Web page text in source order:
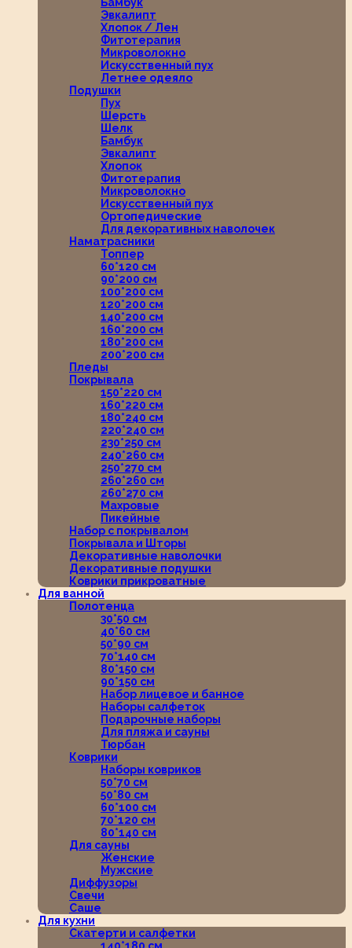
Эвкалипт
Хлопок / Лен
Фитотерапия
Микроволокно
Искусственный пух
Летнее одеяло
Подушки
Пух
Шерсть
Шелк
Бамбук
Эвкалипт
Хлопок
Фитотерапия
Микроволокно
Искусственный пух
Ортопедические
Для декоративных наволочек
Наматрасники
Топпер
60*120 см
90*200 см
100*200 см
120*200 см
140*200 см
160*200 см
180*200 см
200*200 см
Пледы
Покрывала
150*220 см
160*220 см
180*240 см
220*240 см
230*250 см
240*260 см
250*270 см
260*260 см
260*270 см
Махровые
Пикейные
Набор с покрывалом
Покрывала и Шторы
Декоративные наволочки
Декоративные подушки
Коврики прикроватные
Для ванной
Полотенца
30*50 см
40*60 см
50*90 см
70*140 см
80*150 см
90*150 см
Набор лицевое и банное
Наборы салфеток
Подарочные наборы
Для пляжа и сауны
Тюрбан
Коврики
Наборы ковриков
50*70 см
50*80 см
60*100 см
70*120 см
80*140 см
Для сауны
Женские
Мужские
Диффузоры
Свечи
Саше
Для кухни
Скатерти и салфетки